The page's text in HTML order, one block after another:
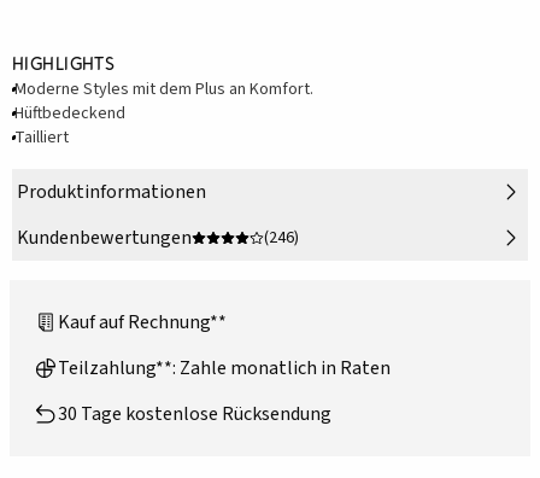
Highlights
Moderne Styles mit dem Plus an Komfort.
Hüftbedeckend
Tailliert
Produktinformationen
Kundenbewertungen
(246)
Kauf auf Rechnung**
Teilzahlung**: Zahle monatlich in Raten
30 Tage kostenlose Rücksendung